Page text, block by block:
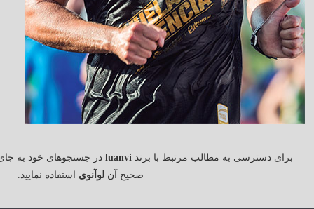
برای دسترسی به مطالب مرتبط با برندluanvi در جستجوهای خود به
صحیح آنلوآنوی استفاده نمایید.